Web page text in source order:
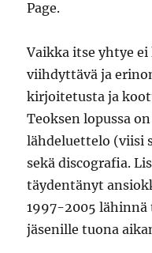
Page.
Vaikka itse yhtye
viihdyttävä ja
kirjoitetusta ja
Teoksen lopussa
lähdeluettelo (viisi
sekä discografia.
täydentänyt
1997-2005
jäsenille tuona